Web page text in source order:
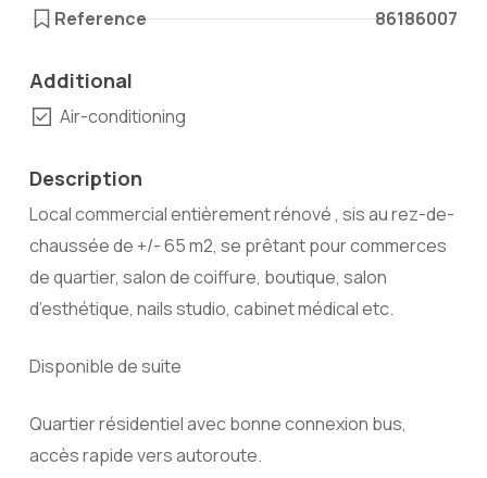
Reference
86186007
Additional
Air-conditioning
Description
Local commercial entièrement rénové , sis au rez-de-
chaussée de +/- 65 m2, se prêtant pour commerces
de quartier, salon de coiffure, boutique, salon
d’esthétique, nails studio, cabinet médical etc.
Disponible de suite
Quartier résidentiel avec bonne connexion bus,
accès rapide vers autoroute.